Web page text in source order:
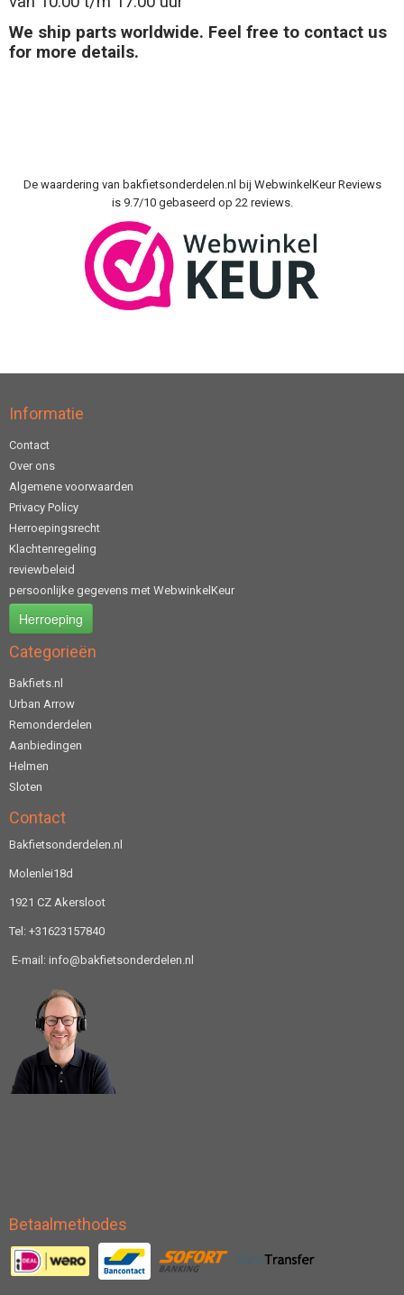
We ship parts worldwide. Feel free to contact us
for more details.
De waardering van bakfietsonderdelen.nl bij WebwinkelKeur Reviews
is 9.7/10 gebaseerd op 22 reviews.
Informatie
Contact
Over ons
Algemene voorwaarden
Privacy Policy
Herroepingsrecht
Klachtenregeling
reviewbeleid
persoonlijke gegevens met WebwinkelKeur
Herroeping
Categorieën
Bakfiets.nl
Urban Arrow
Remonderdelen
Aanbiedingen
Helmen
Sloten
Contact
Bakfietsonderdelen.nl
Molenlei18d
1921 CZ Akersloot
Tel: +31623157840
E-mail: info@bakfietsonderdelen.nl
Betaalmethodes